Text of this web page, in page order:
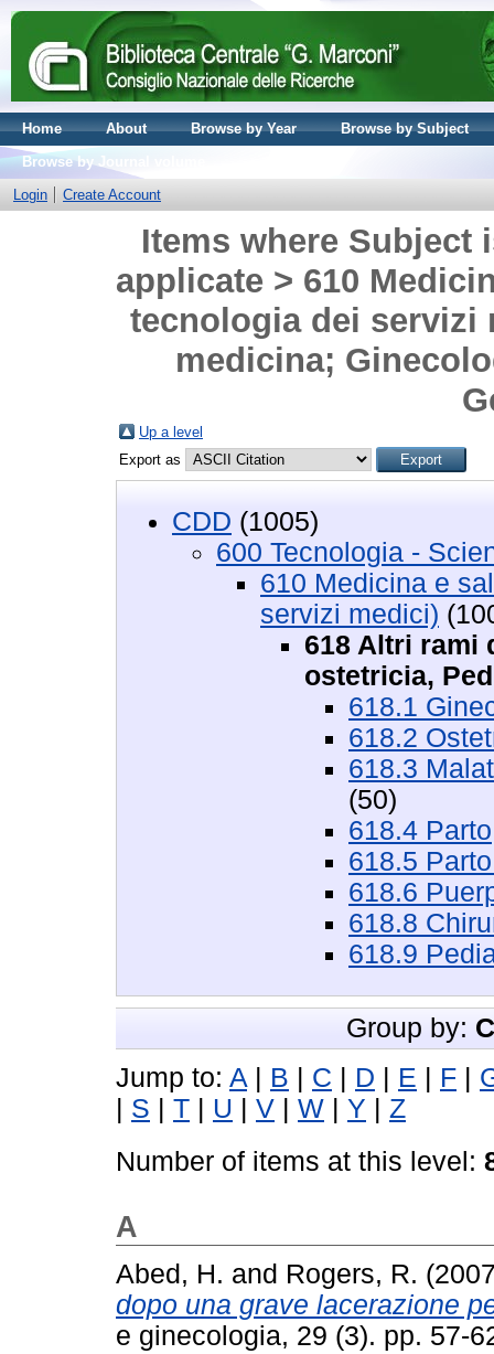
Home About Browse by Year
Browse by Subject
Browse by Journal volume
Login
Create Account
Items where Subject
applicate > 610
tecnologia dei servizi
medicina;
Up a level
Export as
CDD (1005)
600 Tecnologia -
610 Medicina e
servizi medici)
618 Altri rami
ostetricia,
618.1
618.2
618.3
(50)
618.4
618.5
618.6
618.8
618.9
Group by:
Jump to: A | B | C | D | E | F |
| S | T | U | V | W | Y | Z
Number of items at this level:
A
Abed, H. and Rogers, R.
dopo una grave lacerazione
e ginecologia, 29 (3). pp. 57-